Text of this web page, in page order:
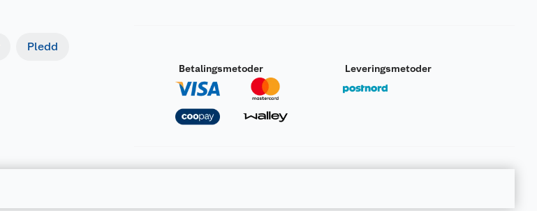
Pledd
Betalingsmetoder Leveringsmetoder